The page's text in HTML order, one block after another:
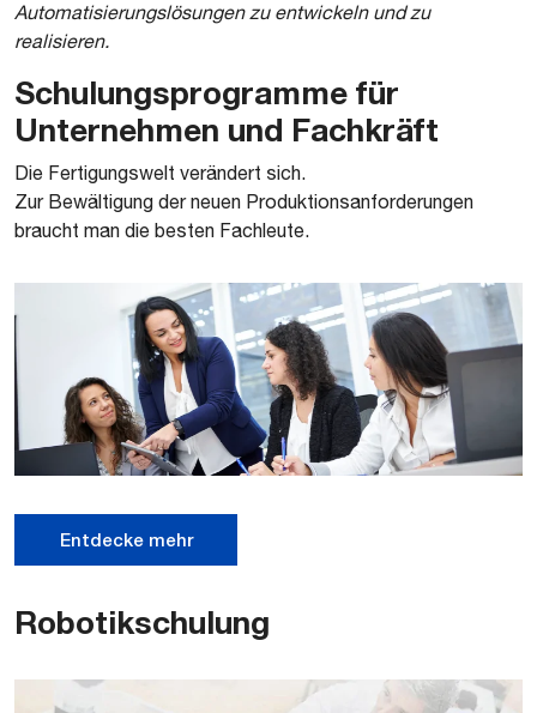
Automatisierungslösungen zu entwickeln und zu
realisieren.
Schulungsprogramme für
Unternehmen und Fachkräft
Die Fertigungswelt verändert sich.
Zur Bewältigung der neuen Produktionsanforderungen
braucht man die besten Fachleute.
Entdecke mehr
Robotikschulung